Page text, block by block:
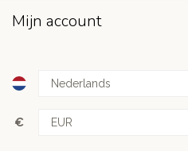
Mijn account
€